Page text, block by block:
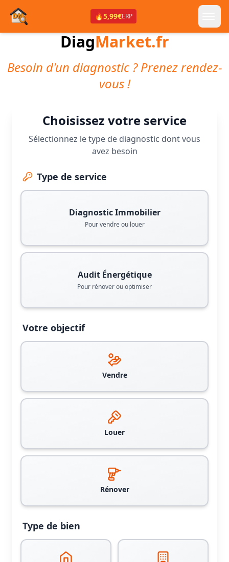
🔥5,99€ERP
DiagMarket.fr
Besoin d'un diagnostic ? Prenez rendez-
vous !
Choisissez votre service
Sélectionnez le type de diagnostic dont vous
avez besoin
Type de service
Diagnostic Immobilier
Pour vendre ou louer
Audit Énergétique
Pour rénover ou optimiser
Votre objectif
Vendre
Louer
Rénover
Type de bien